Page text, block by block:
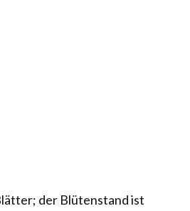
der Blütenstand ist